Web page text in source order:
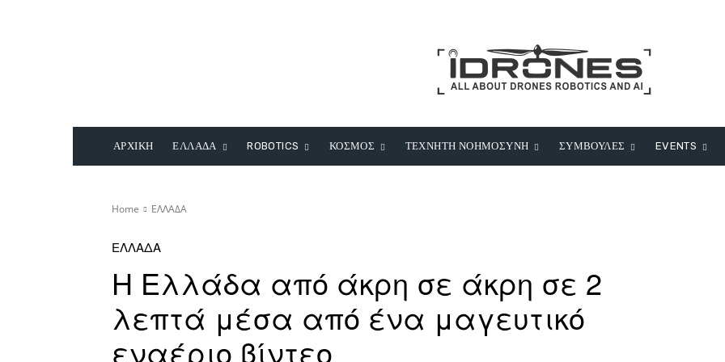
ΑΡΧΙΚΗ ΕΛΛΑΔΑ ROBOTICS ΚΟΣΜΟΣ ΤΕΧΝΗΤΗ ΝΟΗΜΟΣΥΝΗ ΣΥΜΒΟΥΛΕΣ EVENTS
Home ΕΛΛΑΔΑ
ΕΛΛΑΔΑ
Η Ελλάδα από άκρη σε άκρη σε 2
λεπτά μέσα από ένα μαγευτικό
εναέριο βίντεο